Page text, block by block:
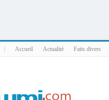
Accueil Actualité Faits divers